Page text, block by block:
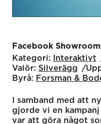
Facebook Showroom
Kategori:
Interaktivt
Valör: Silverägg
Byrå: Forsman &
I samband med att
gjorde vi en
var att göra något